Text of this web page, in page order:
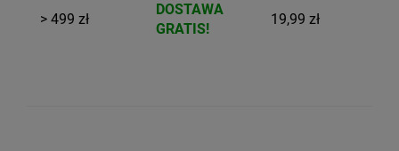
> 499 zł
DOSTAWA
GRATIS!
19,99 zł